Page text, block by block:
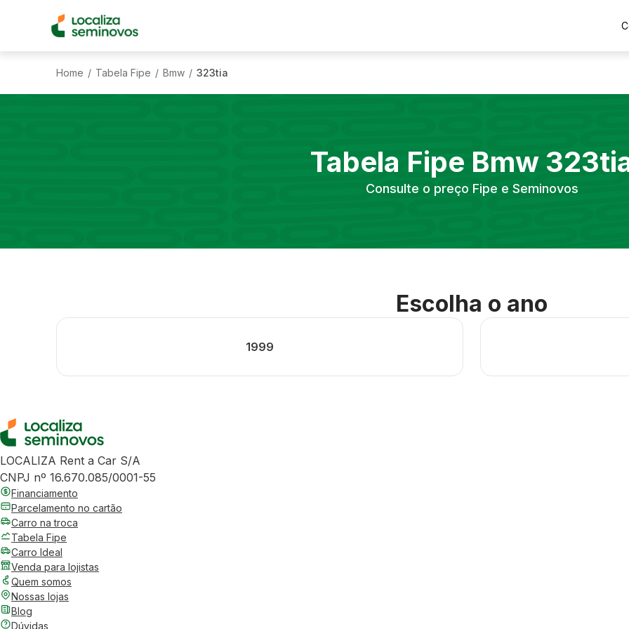
Home / Tabela Fipe / Bmw / 323tia
Tabela Fipe Bmw
Consulte o preço Fipe e Seminovos
Escolha o ano
1999
LOCALIZA Rent a Car S/A
CNPJ nº 16.670.085/0001-55
Financiamento
Parcelamento no cartão
Carro na troca
Tabela Fipe
Carro Ideal
Venda para lojistas
Quem somos
Nossas lojas
Blog
Dúvidas